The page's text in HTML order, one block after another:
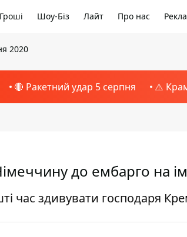
Гроші Шоу-Біз Лайт Про нас
2020
🔴 Ракетний удар 5 серпня ⚠️
до ембарго на
час здивувати господаря